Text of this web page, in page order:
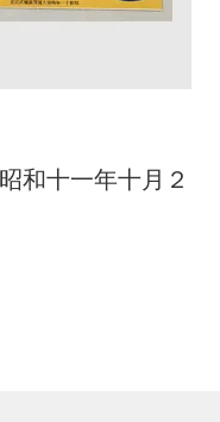
和十一年十月２